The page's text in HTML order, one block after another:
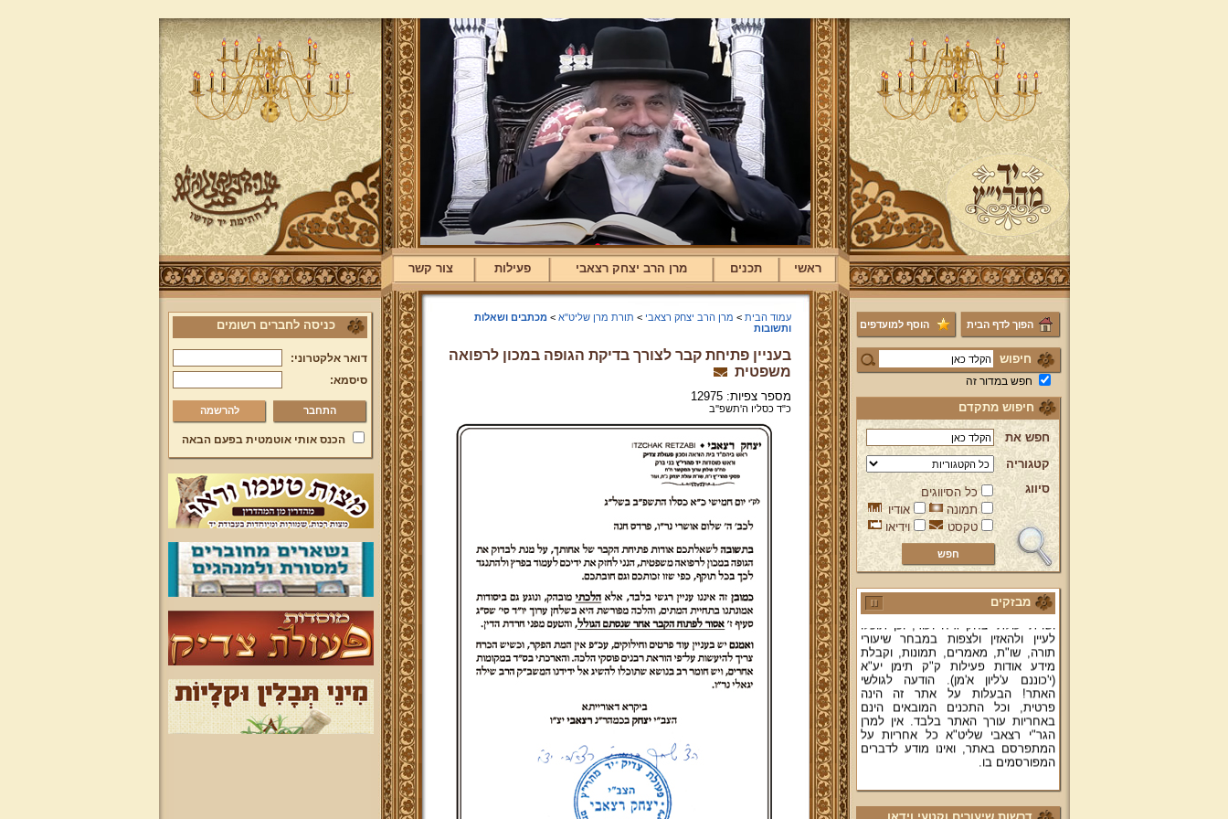
ראשי תכנים מרן הרב יצחק רצאבי פעילות צור קשר
הפוך לדף הבית הוסף למועדפים
חיפוש
חפש במדור זה
חיפוש מתקדם
חפש את
קטגוריה
סיווג
כל הסיווגים
תמונה
אודיו
טקסט
וידיאו
מבזקים
ברוכים הבאים לאתר מהרי"ץ
יד מהרי"ץ - פורטל תורני למורשת יהדות
תימן, האתר הרשמי להנצחת מורשתו
של גאון רבני תימן ותפארתם מהרי"ץ
זצוק"ל. באתר תמצאו גם תכנים תורניים
והלכתיים רבים של מרן הגאון הרב יצחק
רצאבי שליט"א - פוסק עדת תימן,
מחבר ספרי שלחן ערוך המקוצר ח"ח
ושו"ת עולת יצחק ג"ח ועוד, וכן תוכלו
לעיין ולהאזין ולצפות במבחר שיעורי
תורה, שו"ת, מאמרים, תמונות, וקבלת
מידע אודות פעילות ק"ק תימן יע"א
(י'כוננם ע'ליון א'מן). הודעה לגולשי
האתר! הבעלות על אתר זה הינה
פרטית, וכל התכנים המובאים הינם
באחריות עורך האתר בלבד. אין למרן
הגר"י רצאבי שליט"א כל אחריות על
המתפרסם באתר, ואינו מודע לדברים
המפורסמים בו.
פניה נרגשת אל אחינו בני עדת תימן
עמוד הבית > מרן הרב יצחק רצאבי > תורת מרן שליט"א >מכתבים ושאלות
ותשובות
בעניין פתיחת קבר לצורך בדיקת הגופה במכון לרפואה
משפטית
מספר צפיות: 12975
כ"ד כסליו ה'תשפ''ב
כניסה לחברים רשומים
דואר אלקטרוני:
סיסמא:
להרשמה
הכנס אותי אוטמטית בפעם הבאה